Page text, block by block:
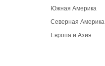
Южная Америка
Северная Америка
Европа и Азия